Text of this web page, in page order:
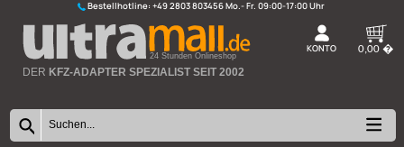
Bestellhotline:+49 2803 803456
24 Stunden Onlineshop